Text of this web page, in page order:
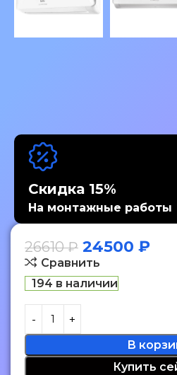
Скидка 15%
На монтажные работы
26610₽ 24500 ₽
Сравнить
194 в наличии
В
Купить